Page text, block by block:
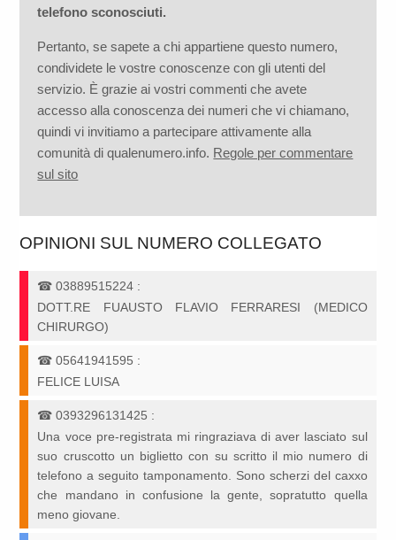
telefono sconosciuti.
Pertanto, se sapete a chi appartiene questo numero,
condividete le vostre conoscenze con gli utenti del
servizio. È grazie ai vostri commenti che avete
accesso alla conoscenza dei numeri che vi chiamano,
quindi vi invitiamo a partecipare attivamente alla
comunità di qualenumero.info. Regole per commentare
sul sito
OPINIONI SUL NUMERO COLLEGATO
☎03889515224 :
DOTT.RE FUAUSTO FLAVIO FERRARESI (MEDICO
CHIRURGO)
☎05641941595 :
FELICE LUISA
☎0393296131425 :
Una voce pre-registrata mi ringraziava di aver lasciato sul
suo cruscotto un biglietto con su scritto il mio numero di
telefono a seguito tamponamento. Sono scherzi del caxxo
che mandano in confusione la gente, sopratutto quella
meno giovane.